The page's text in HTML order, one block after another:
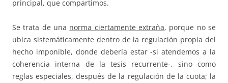
principal, que compartimos.
Se trata de una norma ciertamente extraña, porque no se
ubica sistemáticamente dentro de la regulación propia del
hecho imponible, donde debería estar -si atendemos a la
coherencia interna de la tesis recurrente-, sino como
reglas especiales, después de la regulación de la cuota; la